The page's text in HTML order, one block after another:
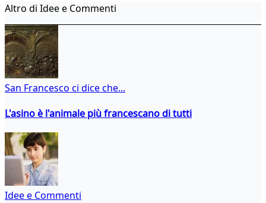
Altro di Idee e Commenti
San Francesco ci dice che...
L'asino è l'animale più francescano di tutti
Idee e Commenti